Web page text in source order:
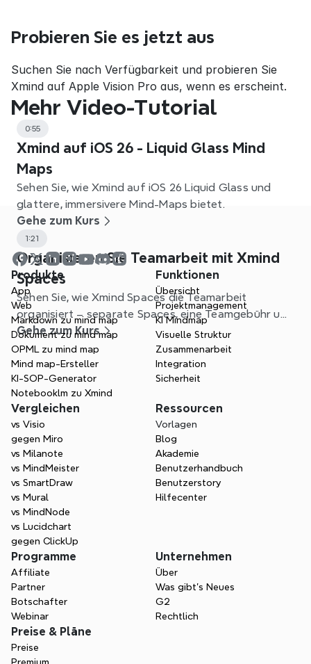
Probieren Sie es jetzt aus
Suchen Sie nach Verfügbarkeit und probieren Sie
Xmind auf Apple Vision Pro aus, wenn es erscheint.
Mehr Video-Tutorial
0:55
Xmind auf iOS 26 - Liquid Glass Mind
Maps
Sehen Sie, wie Xmind auf iOS 26 Liquid Glass und
glattere, immersivere Mind-Maps bietet.
Gehe zum Kurs
1:21
Organisieren Sie Teamarbeit mit Xmind
Spaces
Sehen Sie, wie Xmind Spaces die Teamarbeit
organisiert – separate Spaces, eine Teamgebühr und
klareres Projektmanagement.
Gehe zum Kurs
Produkte
App
Web
Markdown zu mind map
Dokument zu mind map
OPML zu mind map
Mind map-Ersteller
KI-SOP-Generator
Notebooklm zu Xmind
Funktionen
Übersicht
Projektmanagement
KI Mindmap
Visuelle Struktur
Zusammenarbeit
Integration
Sicherheit
Vergleichen
vs Visio
gegen Miro
vs Milanote
vs MindMeister
vs SmartDraw
vs Mural
vs MindNode
vs Lucidchart
gegen ClickUp
Ressourcen
Vorlagen
Blog
Akademie
Benutzerhandbuch
Benutzerstory
Hilfecenter
Programme
Affiliate
Partner
Botschafter
Webinar
Unternehmen
Über
Was gibt's Neues
G2
Rechtlich
Preise & Pläne
Preise
Premium